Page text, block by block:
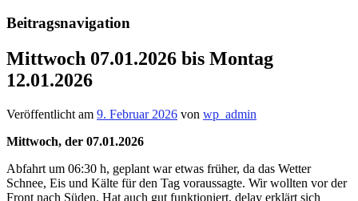
Beitragsnavigation
Mittwoch 07.01.2026 bis Montag
12.01.2026
Veröffentlicht am 9. Februar 2026 von wp_admin
Mittwoch, der 07.01.2026
Abfahrt um 06:30 h, geplant war etwas früher, da das Wetter
Schnee, Eis und Kälte für den Tag voraussagte. Wir wollten vor der
Front nach Süden. Hat auch gut funktioniert, delay erklärt sich